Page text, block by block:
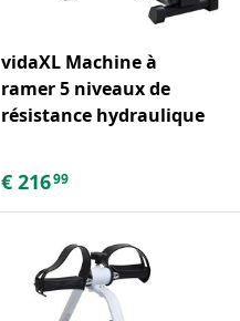
vidaXL Machine à
ramer 5 niveaux de
résistance hydraulique
€ 21699